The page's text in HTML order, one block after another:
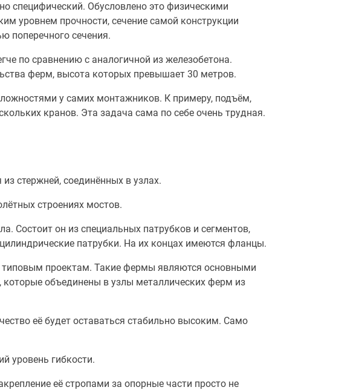
специфический. Обусловлено это физическими
уровнем прочности, сечение самой конструкции
поперечного сечения.
по сравнению с аналогичной из железобетона.
ферм, высота которых превышает 30 метров.
у самих монтажников. К примеру, подъём,
кранов. Эта задача сама по себе очень трудная.
стержней, соединённых в узлах.
строениях мостов.
Состоит он из специальных патрубков и сегментов,
патрубки. На их концах имеются фланцы.
типовым проектам. Такие фермы являются основными
объединены в узлы металлических ферм из
её будет оставаться стабильно высоким. Само
уровень гибкости.
её стропами за опорные части просто не